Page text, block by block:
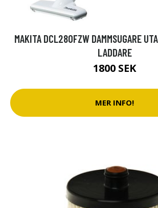
MAKITA DCL280FZW DAMMSUGARE
LADDARE
1800 SEK
MER INFO!